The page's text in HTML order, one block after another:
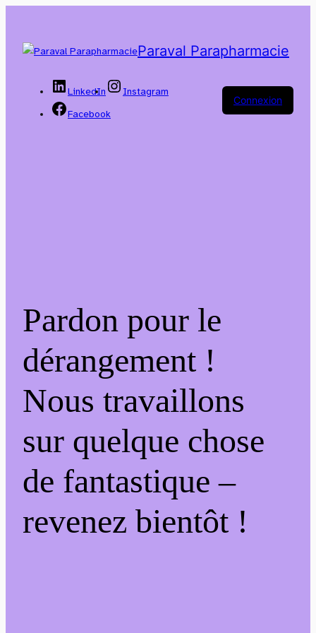
Paraval Parapharmacie
LinkedIn
Instagram
Facebook
Connexion
Pardon pour le
dérangement !
Nous travaillons
sur quelque chose
de fantastique –
revenez bientôt !